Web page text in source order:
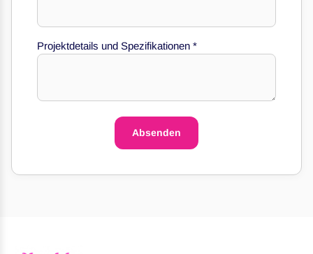
WhatsApp
*
Projektdetails und Spezifikationen *
Absenden